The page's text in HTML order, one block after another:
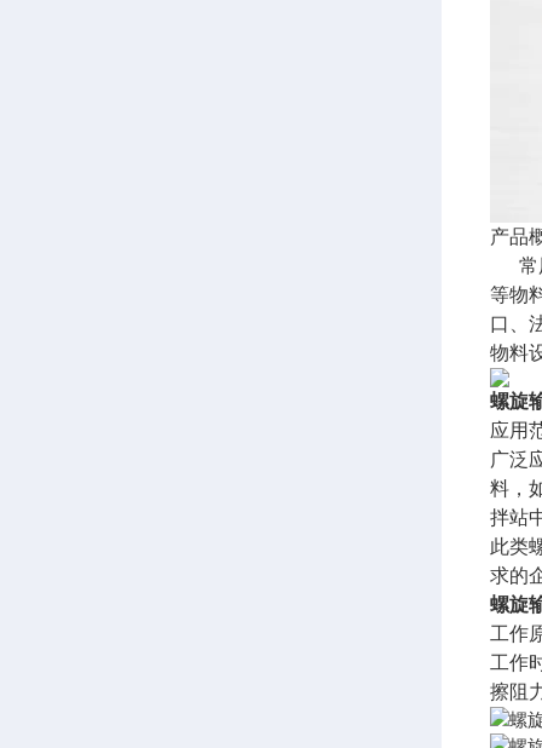
产品
常
等物
口、
物料
螺旋
应用
广泛
料，
拌站
此类
求的
螺旋
工作
工作
擦阻